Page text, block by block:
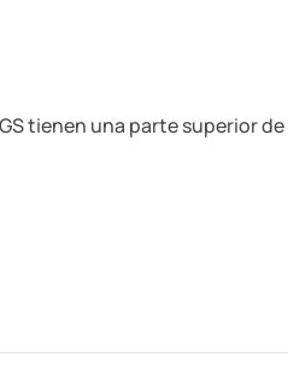
tienen una parte superior